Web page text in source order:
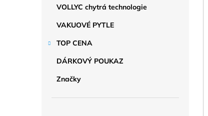
VOLLYC chytrá technologie
VAKUOVÉ PYTLE
TOP CENA
DÁRKOVÝ POUKAZ
Značky